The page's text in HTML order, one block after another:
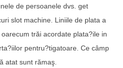
de persoanele dvs. get
slot machine. Liniile de plata a
trăi acordate plata?ile in
pentru?tigatoare. Ce câmp
atat sunt rămaş.